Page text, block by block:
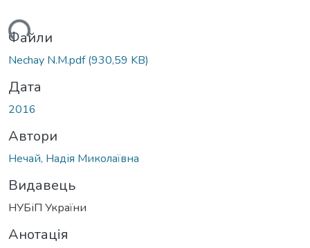
Файли
Nechay N.M.pdf(930,59 KB)
Дата
2016
Автори
Нечай, Надія Миколаївна
Видавець
НУБіП України
Анотація